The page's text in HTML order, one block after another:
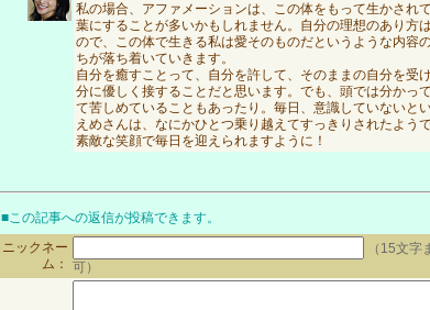
私の場合、アファメーションは、この体をもって生かされ
葉にすることが多いかもしれません。自分の理想のあり方
ので、この体で生きる私は愛そのものだというような内容
ちが落ち着いていきます。
自分を癒すことって、自分を許して、そのままの自分を受
分に優しく接することだと思います。でも、頭では分かっ
て苦しめていることもあったり。毎日、意識していないと
えめさんは、なにかひとつ乗り越えてすっきりされたよう
素敵な笑顔で毎日を迎えられますように！
■この記事への返信が投稿できます。
ニックネー
ム：
（15文
可）